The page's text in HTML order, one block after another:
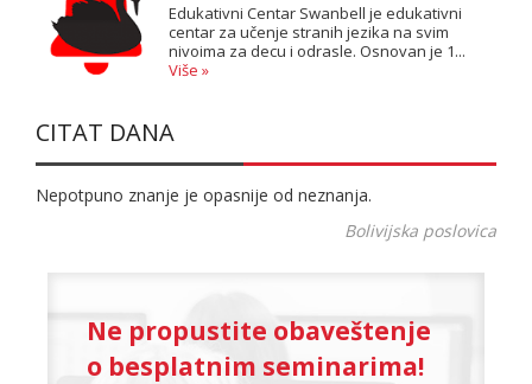
Edukativni Centar Swanbell je edukativni
centar za učenje stranih jezika na svim
nivoima za decu i odrasle. Osnovan je 1...
Više »
CITAT DANA
Nepotpuno znanje je opasnije od neznanja.
Bolivijska poslovica
Ne propustite obaveštenje
o besplatnim seminarima!